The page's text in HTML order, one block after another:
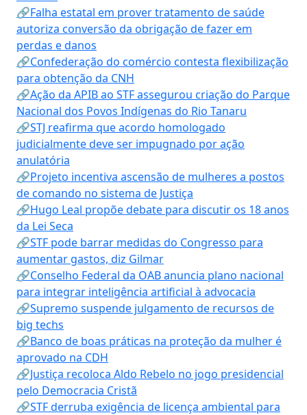
🔗Falha estatal em prover tratamento de saúde
autoriza conversão da obrigação de fazer em
perdas e danos
🔗Confederação do comércio contesta flexibilização
para obtenção da CNH
🔗Ação da APIB ao STF assegurou criação do Parque
Nacional dos Povos Indígenas do Rio Tanaru
🔗STJ reafirma que acordo homologado
judicialmente deve ser impugnado por ação
anulatória
🔗Projeto incentiva ascensão de mulheres a postos
de comando no sistema de Justiça
🔗Hugo Leal propõe debate para discutir os 18 anos
da Lei Seca
🔗STF pode barrar medidas do Congresso para
aumentar gastos, diz Gilmar
🔗Conselho Federal da OAB anuncia plano nacional
para integrar inteligência artificial à advocacia
🔗Supremo suspende julgamento de recursos de
big techs
🔗Banco de boas práticas na proteção da mulher é
aprovado na CDH
🔗Justiça recoloca Aldo Rebelo no jogo presidencial
pelo Democracia Cristã
🔗STF derruba exigência de licença ambiental para